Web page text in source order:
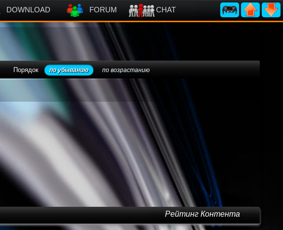
DOWNLOAD FORUM CHAT
Порядок по убыванию по возрастанию
Рейтинг Контента